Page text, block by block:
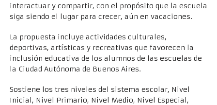
interactuar y compartir, con el propósito que la escuela
siga siendo el lugar para crecer, aún en vacaciones.
La propuesta incluye actividades culturales,
deportivas, artísticas y recreativas que favorecen la
inclusión educativa de los alumnos de las escuelas de
la Ciudad Autónoma de Buenos Aires.
Sostiene los tres niveles del sistema escolar, Nivel
Inicial, Nivel Primario, Nivel Medio, Nivel Especial,